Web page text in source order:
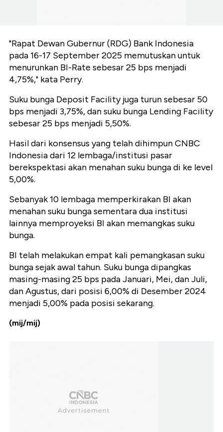
"Rapat Dewan Gubernur (RDG) Bank Indonesia
pada 16-17 September 2025 memutuskan untuk
menurunkan BI-Rate sebesar 25 bps menjadi
4,75%," kata Perry.
Suku bunga Deposit Facility juga turun sebesar 50
bps menjadi 3,75%, dan suku bunga Lending Facility
sebesar 25 bps menjadi 5,50%.
Hasil dari konsensus yang telah dihimpun CNBC
Indonesia dari 12 lembaga/institusi pasar
berekspektasi akan menahan suku bunga di ke level
5,00%.
Sebanyak 10 lembaga memperkirakan BI akan
menahan suku bunga sementara dua institusi
lainnya memproyeksi BI akan memangkas suku
bunga.
BI telah melakukan empat kali pemangkasan suku
bunga sejak awal tahun. Suku bunga dipangkas
masing-masing 25 bps pada Januari, Mei, dan Juli,
dan Agustus, dari posisi 6,00% di Desember 2024
menjadi 5,00% pada posisi sekarang.
(mij/mij)